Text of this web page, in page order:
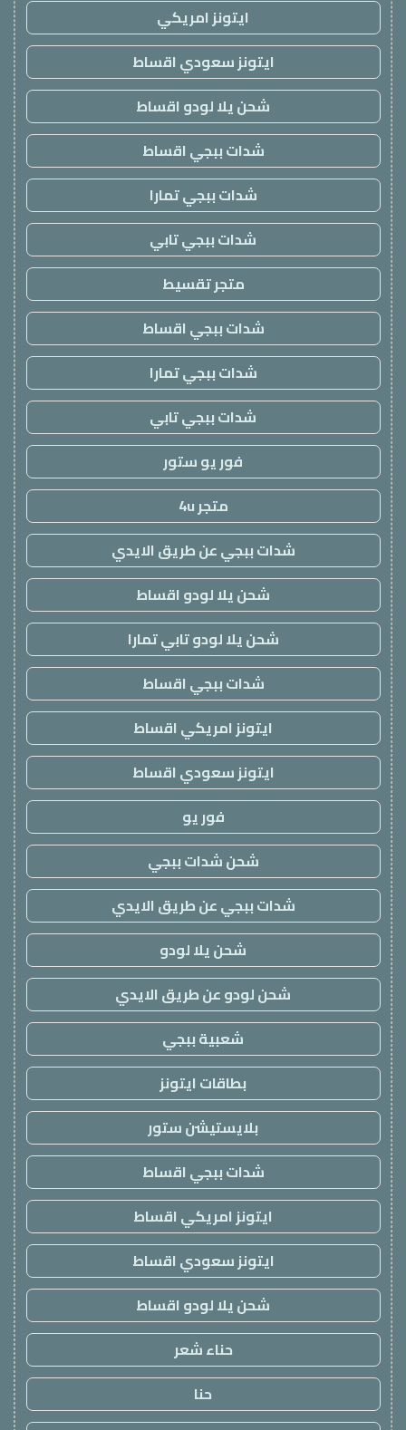
ايتونز امريكي
ايتونز سعودي اقساط
شحن يلا لودو اقساط
شدات ببجي اقساط
شدات ببجي تمارا
شدات ببجي تابي
متجر تقسيط
شدات ببجي اقساط
شدات ببجي تمارا
شدات ببجي تابي
فور يو ستور
متجر 4u
شدات ببجي عن طريق الايدي
شحن يلا لودو اقساط
شحن يلا لودو تابي تمارا
شدات ببجي اقساط
ايتونز امريكي اقساط
ايتونز سعودي اقساط
فور يو
شحن شدات ببجي
شدات ببجي عن طريق الايدي
شحن يلا لودو
شحن لودو عن طريق الايدي
شعبية ببجي
بطاقات ايتونز
بلايستيشن ستور
شدات ببجي اقساط
ايتونز امريكي اقساط
ايتونز سعودي اقساط
شحن يلا لودو اقساط
حناء شعر
حنا